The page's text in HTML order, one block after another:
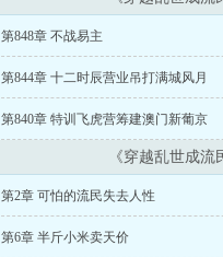
第848章 不战易主
第844章 十二时辰营业吊打满城风月
第840章 特训飞虎营筹建澳门新葡京
《穿越乱世成
第2章 可怕的流民失去人性
第6章 半斤小米卖天价